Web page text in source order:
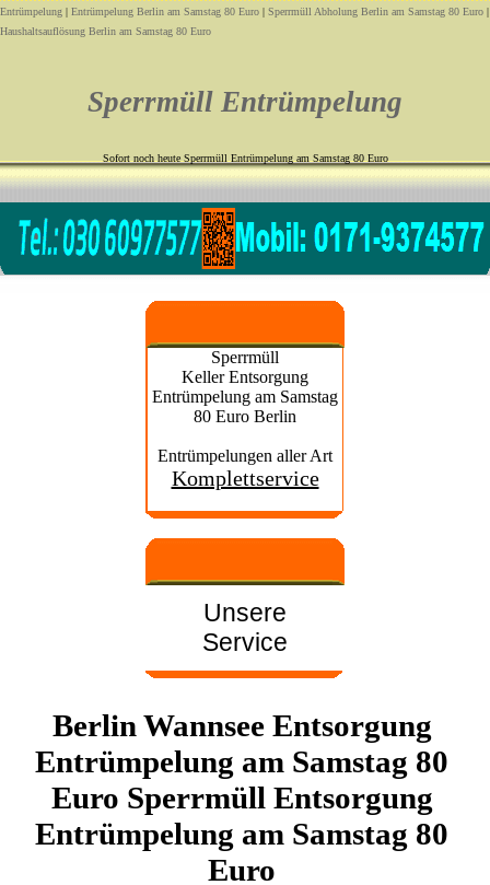
Entrümpelung | Entrümpelung Berlin am Samstag 80 Euro | Sperrmüll Abholung Berlin am Samstag 80 Euro |
Haushaltsauflösung Berlin am Samstag 80 Euro
Sperrmüll Entrümpelung
Sofort noch heute Sperrmüll Entrümpelung am Samstag 80 Euro
Sperrmüll
Keller Entsorgung
Entrümpelung am Samstag
80 Euro Berlin
Entrümpelungen aller Art
Komplettservice
Unsere
Service
Berlin Wannsee Entsorgung
Entrümpelung am Samstag 80
Euro Sperrmüll Entsorgung
Entrümpelung am Samstag 80
Euro